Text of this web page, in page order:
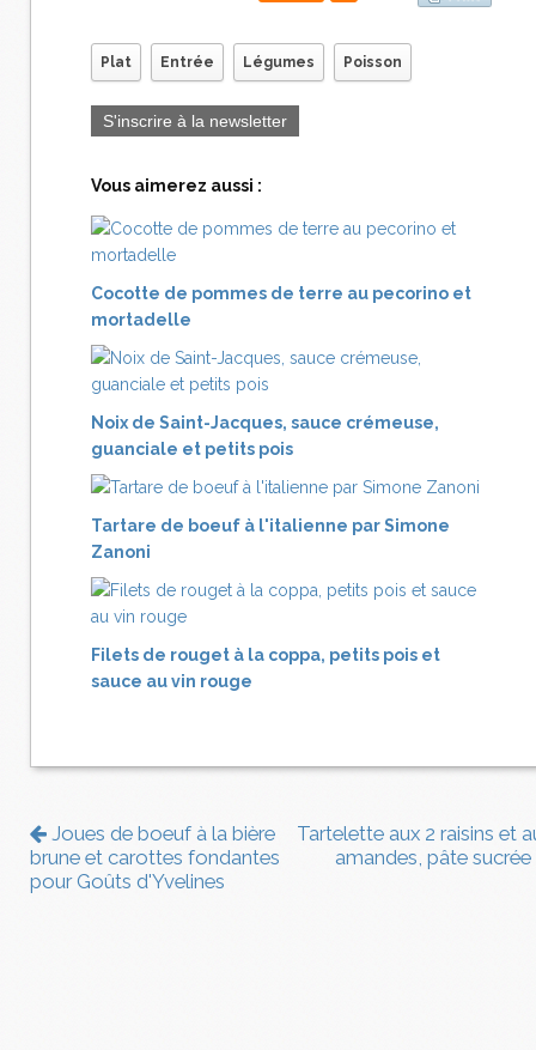
Plat Entrée Légumes Poisson
S'inscrire à la newsletter
Vous aimerez aussi :
Cocotte de pommes de terre au pecorino et
mortadelle
Noix de Saint-Jacques, sauce crémeuse,
guanciale et petits pois
Tartare de boeuf à l'italienne par Simone
Zanoni
Filets de rouget à la coppa, petits pois et
sauce au vin rouge
Joues de boeuf à la bière
brune et carottes fondantes
pour Goûts d'Yvelines
Tartelette aux 2 raisins et
amandes, pâte sucrée